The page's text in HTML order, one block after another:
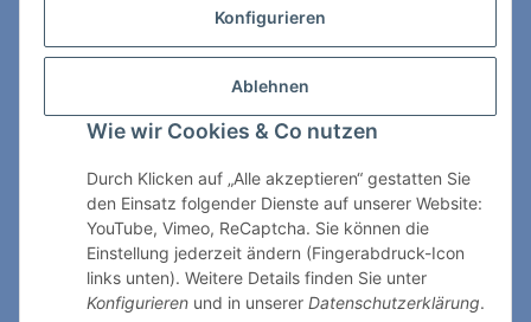
Konfigurieren
Ablehnen
Wie wir Cookies & Co nutzen
Durch Klicken auf „Alle akzeptieren“ gestatten Sie
den Einsatz folgender Dienste auf unserer Website:
YouTube, Vimeo, ReCaptcha. Sie können die
Einstellung jederzeit ändern (Fingerabdruck-Icon
links unten). Weitere Details finden Sie unter
Konfigurieren und in unserer Datenschutzerklärung.
ChessWare Schachversand
89264 Weissenhorn
Telefon: 0 7309 / 7999
shop@chessware.de
* Alle Preise inkl. gesetzlicher USt., zzgl.Versand